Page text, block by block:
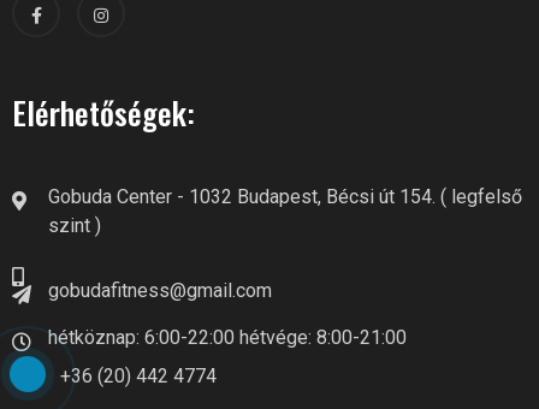
Elérhetőségek:
Gobuda Center - 1032 Budapest, Bécsi út 154. ( legfelső
szint )
gobudafitness@gmail.com
hétköznap: 6:00-22:00 hétvége: 8:00-21:00
+36 (20) 442 4774